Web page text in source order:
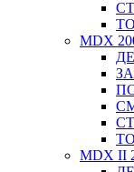
MDX
MDX II